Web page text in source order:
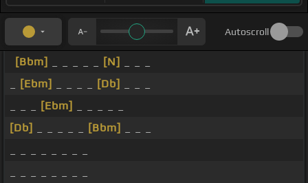
Autoscroll
[Bbm] [N]
[Ebm] [Db]
[Ebm]
[Db]
[Bbm]